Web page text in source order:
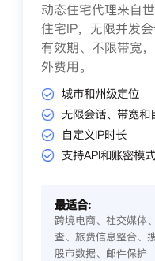
动态住宅代理来自
住宅IP，无限并发
有效期、不限带宽
外费用。
城市和州级定位
无限会话、带宽和
自定义IP时长
支持API和账密模
最适合:
跨境电商、社交媒体
查、旅费信息整合、
股市数据、邮件保护